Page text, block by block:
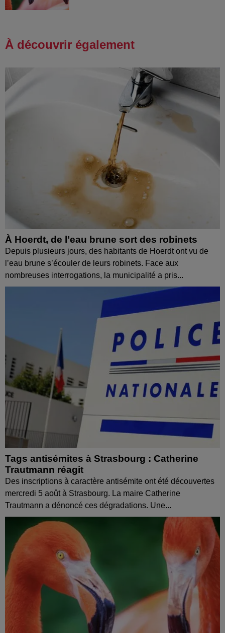
À découvrir également
À Hoerdt, de l’eau brune sort des robinets
Depuis plusieurs jours, des habitants de Hoerdt ont vu de
l’eau brune s’écouler de leurs robinets. Face aux
nombreuses interrogations, la municipalité a pris...
Tags antisémites à Strasbourg : Catherine
Trautmann réagit
Des inscriptions à caractère antisémite ont été découvertes
mercredi 5 août à Strasbourg. La maire Catherine
Trautmann a dénoncé ces dégradations. Une...